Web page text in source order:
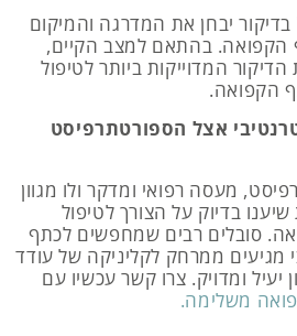
יבחן את המדרגה והמיקום
בהתאם למצב הקיים,
המדוייקות ביותר לטיפול
הקפואה.
אצל הספורטתרפיסט
מעסה רפואי ומדקר ולו מגוון
בדיוק על הצורך לטיפול
סובלים רבים שמחפשים לכתף
מגיעים ממרחק לקליניקה של עודד
ומדויק. צרו קשר עכשיו עם
משלימה.